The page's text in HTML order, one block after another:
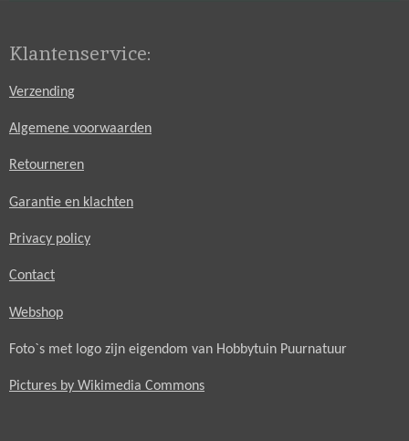
Klantenservice:
Verzending
Algemene voorwaarden
Retourneren
Garantie en klachten
Privacy policy
Contact
Webshop
Foto`s met logo zijn eigendom van Hobbytuin Puurnatuur
Pictures by Wikimedia Commons